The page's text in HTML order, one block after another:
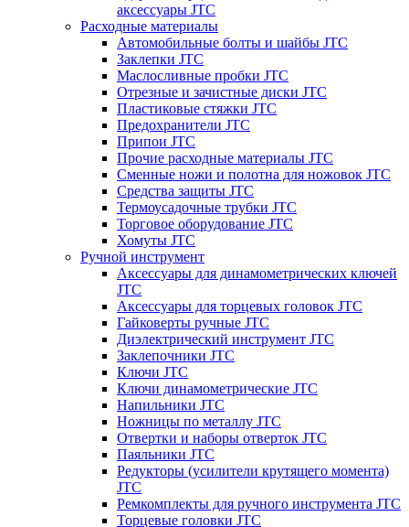
аксессуары JTC
Расходные материалы
Автомобильные болты и шайбы JTC
Заклепки JTC
Маслосливные пробки JTC
Отрезные и зачистные диски JTC
Пластиковые стяжки JTC
Предохранители JTC
Припои JTC
Прочие расходные материалы JTC
Сменные ножи и полотна для ножовок JTC
Средства защиты JTC
Термоусадочные трубки JTC
Торговое оборудование JTC
Хомуты JTC
Ручной инструмент
Аксессуары для динамометрических ключей
JTC
Аксессуары для торцевых головок JTC
Гайковерты ручные JTC
Диэлектрический инструмент JTC
Заклепочники JTC
Ключи JTC
Ключи динамометрические JTC
Напильники JTC
Ножницы по металлу JTC
Отвертки и наборы отверток JTC
Паяльники JTC
Редукторы (усилители крутящего момента)
JTC
Ремкомплекты для ручного инструмента JTC
Торцевые головки JTC